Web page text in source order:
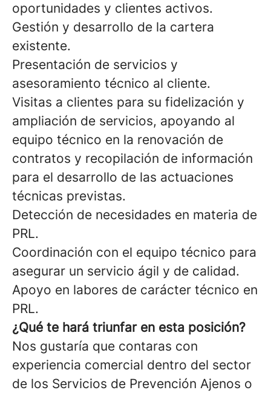
oportunidades y clientes activos.
Gestión y desarrollo de la cartera
existente.
Presentación de servicios y
asesoramiento técnico al cliente.
Visitas a clientes para su fidelización y
ampliación de servicios, apoyando al
equipo técnico en la renovación de
contratos y recopilación de información
para el desarrollo de las actuaciones
técnicas previstas.
Detección de necesidades en materia de
PRL.
Coordinación con el equipo técnico para
asegurar un servicio ágil y de calidad.
Apoyo en labores de carácter técnico en
PRL.
¿Qué te hará triunfar en esta posición?
Nos gustaría que contaras con
experiencia comercial dentro del sector
de los Servicios de Prevención Ajenos o